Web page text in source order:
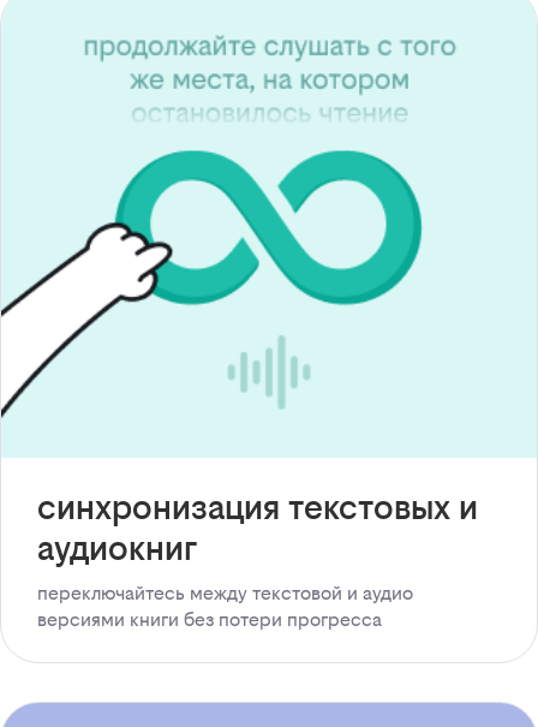
синхронизация текстовых и
аудиокниг
переключайтесь между текстовой и аудио
версиями книги без потери прогресса